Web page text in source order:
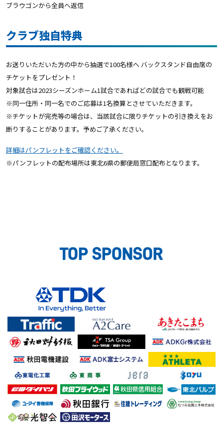
ブラウゴンから全員へ返信
クラブ独自特典
お送りいただいた方の中から抽選で100名様へ バックスタンド自由席の
チケットをプレゼント！
対象試合は2023シーズンホーム1試合であればどの試合でも観戦可能
※同一住所・同一名でのご応募は1名換算とさせていただきます。
※チケットが完売等の場合は、当該試合に限りチケットの引き換えをお
断りすることがあります。予めご了承ください。
詳細はパンフレットをご確認ください。
※パンフレットの配布場所は東北6県の郵便局窓口配布となります。
TOP SPONSOR